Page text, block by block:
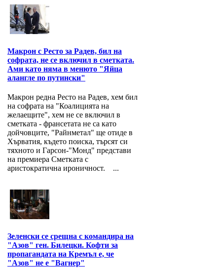
Макрон с Ресто за Радев, бил на
софрата, не се включил в сметката.
Ами като няма в менюто "Яйца
алангле по путински"
Макрон редна Ресто на Радев, хем бил
на софрата на "Коалицията на
желаещите", хем не се включил в
сметката - франсетата не са като
дойчовците, "Райнметал" ще отиде в
Хърватия, където поиска, търсят си
тяхното и Гарсон-"Монд" представи
на премиера Сметката с
аристократична ироничност. ...
Зеленски се срещна с командира на
"Азов" ген. Билецки. Кофти за
пропагандата на Кремъл е, че
"Азов" не е "Вагнер"